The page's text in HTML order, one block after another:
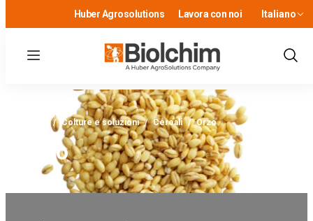
Huber Agrosolutions Lavora con noi Italiano
Menu
Show
/ Colture e soluzioni / Cereali / Orzo
Orzo